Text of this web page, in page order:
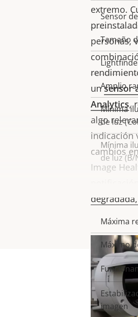
extremo.
personas,
unsensor
Analytics,
algo
indicación
cambios
Image
de
Sensor
Tamaño
Amplio
Mínima
de luz
Mínima
de luz (B/
de
Máxima
Máximo
imagen